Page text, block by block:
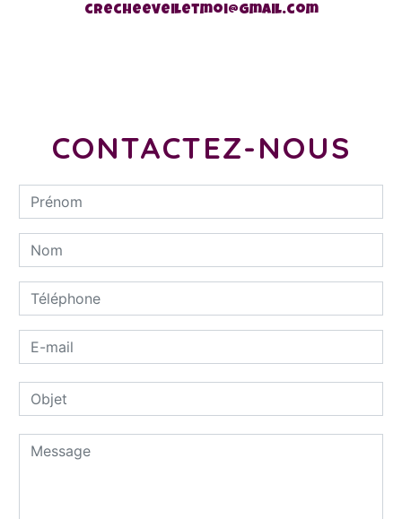
crecheeveiletmoi@gmail.com
CONTACTEZ-NOUS